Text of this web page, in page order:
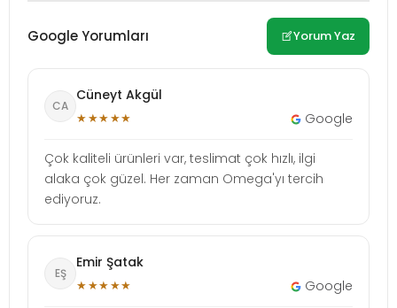
Google Yorumları Yorum Yaz
CA
Cüneyt Akgül
★★★★★ Google
Çok kaliteli ürünleri var, teslimat çok hızlı, ilgi
alaka çok güzel. Her zaman Omega'yı tercih
ediyoruz.
EŞ
Emir Şatak
★★★★★ Google